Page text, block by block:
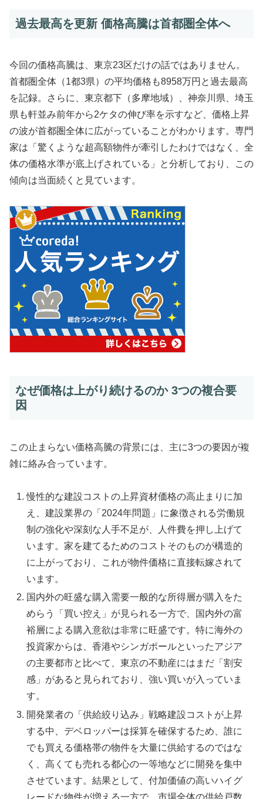
過去最高を更新 価格高騰は首都圏全体へ
今回の価格高騰は、東京23区だけの話ではありません。
首都圏全体（1都3県）の平均価格も8958万円と過去最高
を記録。さらに、東京都下（多摩地域）、神奈川県、埼玉
県も軒並み前年から2ケタの伸び率を示すなど、価格上昇
の波が首都圏全体に広がっていることがわかります。専門
家は「驚くような超高額物件が牽引したわけではなく、全
体の価格水準が底上げされている」と分析しており、この
傾向は当面続くと見ています。
なぜ価格は上がり続けるのか 3つの複合要
因
この止まらない価格高騰の背景には、主に3つの要因が複
雑に絡み合っています。
慢性的な建設コストの上昇資材価格の高止まりに加
え、建設業界の「2024年問題」に象徴される労働規
制の強化や深刻な人手不足が、人件費を押し上げて
います。家を建てるためのコストそのものが構造的
に上がっており、これが物件価格に直接転嫁されて
います。
国内外の旺盛な購入需要一般的な所得層が購入をた
めらう「買い控え」が見られる一方で、国内外の富
裕層による購入意欲は非常に旺盛です。特に海外の
投資家からは、香港やシンガポールといったアジア
の主要都市と比べて、東京の不動産にはまだ「割安
感」があると見られており、強い買いが入っていま
す。
開発業者の「供給絞り込み」戦略建設コストが上昇
する中、デベロッパーは採算を確保するため、誰に
でも買える価格帯の物件を大量に供給するのではな
く、高くても売れる都心の一等地などに開発を集中
させています。結果として、付加価値の高いハイグ
レードな物件が増える一方で、市場全体の供給戸数